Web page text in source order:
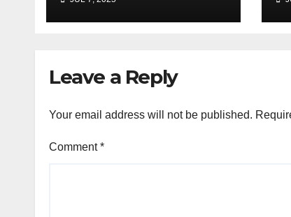
përvetësuar 200
miliardë euro, kanë
Leave a Reply
Your email address will not be published.
Comment*